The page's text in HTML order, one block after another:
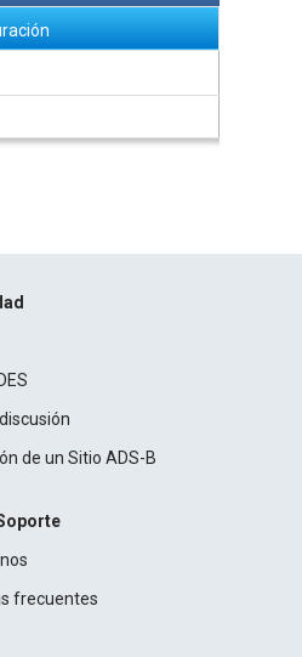
de un Sitio ADS-B
frecuentes